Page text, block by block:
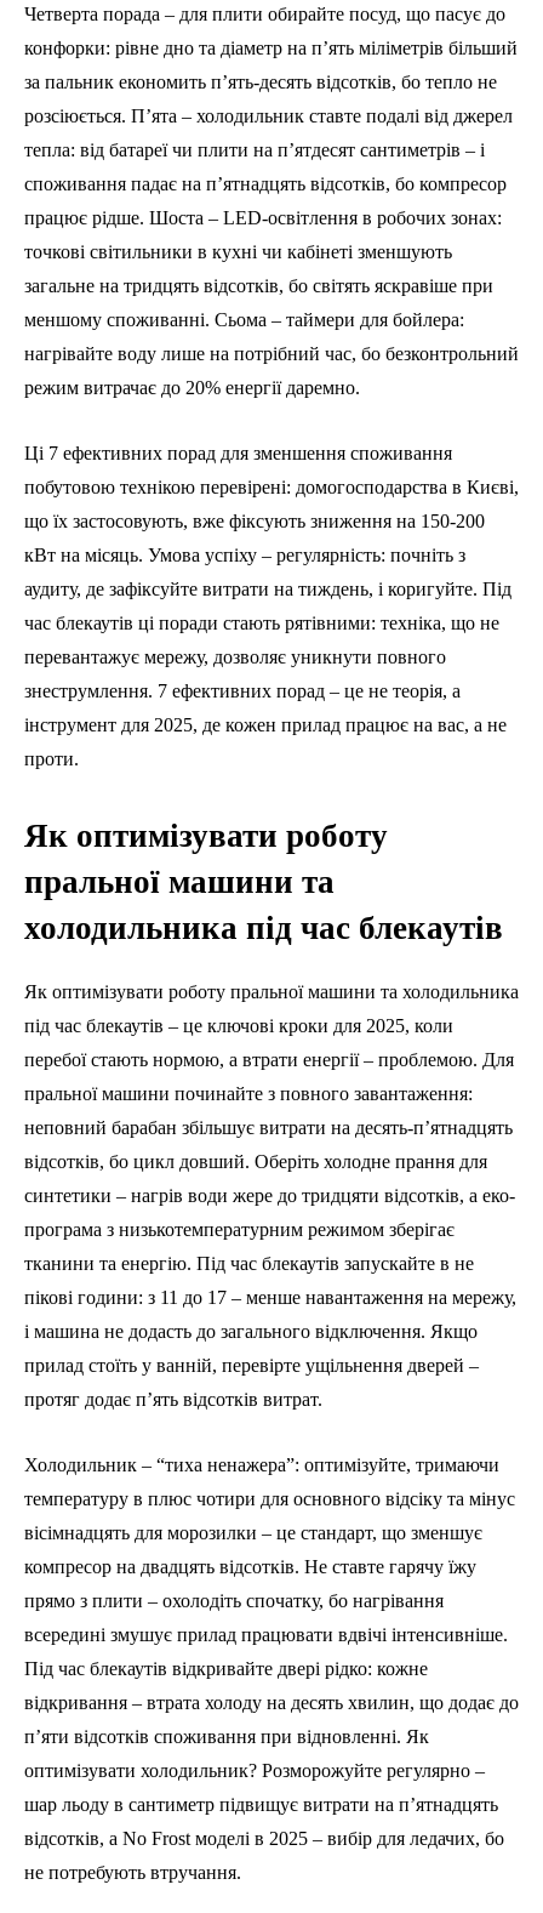
Четверта порада – для плити обирайте посуд, що пасує до
конфорки: рівне дно та діаметр на п’ять міліметрів більший
за пальник економить п’ять-десять відсотків, бо тепло не
розсіюється. П’ята – холодильник ставте подалі від джерел
тепла: від батареї чи плити на п’ятдесят сантиметрів – і
споживання падає на п’ятнадцять відсотків, бо компресор
працює рідше. Шоста – LED-освітлення в робочих зонах:
точкові світильники в кухні чи кабінеті зменшують
загальне на тридцять відсотків, бо світять яскравіше при
меншому споживанні. Сьома – таймери для бойлера:
нагрівайте воду лише на потрібний час, бо безконтрольний
режим витрачає до 20% енергії даремно.
Ці 7 ефективних порад для зменшення споживання
побутовою технікою перевірені: домогосподарства в Києві,
що їх застосовують, вже фіксують зниження на 150-200
кВт на місяць. Умова успіху – регулярність: почніть з
аудиту, де зафіксуйте витрати на тиждень, і коригуйте. Під
час блекаутів ці поради стають рятівними: техніка, що не
перевантажує мережу, дозволяє уникнути повного
знеструмлення. 7 ефективних порад – це не теорія, а
інструмент для 2025, де кожен прилад працює на вас, а не
проти.
Як оптимізувати роботу
пральної машини та
холодильника під час блекаутів
Як оптимізувати роботу пральної машини та холодильника
під час блекаутів – це ключові кроки для 2025, коли
перебої стають нормою, а втрати енергії – проблемою. Для
пральної машини починайте з повного завантаження:
неповний барабан збільшує витрати на десять-п’ятнадцять
відсотків, бо цикл довший. Оберіть холодне прання для
синтетики – нагрів води жере до тридцяти відсотків, а еко-
програма з низькотемпературним режимом зберігає
тканини та енергію. Під час блекаутів запускайте в не
пікові години: з 11 до 17 – менше навантаження на мережу,
і машина не додасть до загального відключення. Якщо
прилад стоїть у ванній, перевірте ущільнення дверей –
протяг додає п’ять відсотків витрат.
Холодильник – “тиха ненажера”: оптимізуйте, тримаючи
температуру в плюс чотири для основного відсіку та мінус
вісімнадцять для морозилки – це стандарт, що зменшує
компресор на двадцять відсотків. Не ставте гарячу їжу
прямо з плити – охолодіть спочатку, бо нагрівання
всередині змушує прилад працювати вдвічі інтенсивніше.
Під час блекаутів відкривайте двері рідко: кожне
відкривання – втрата холоду на десять хвилин, що додає до
п’яти відсотків споживання при відновленні. Як
оптимізувати холодильник? Розморожуйте регулярно –
шар льоду в сантиметр підвищує витрати на п’ятнадцять
відсотків, а No Frost моделі в 2025 – вибір для ледачих, бо
не потребують втручання.